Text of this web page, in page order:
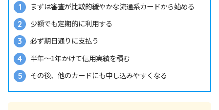
まずは審査が比較的緩やかな流通系カードから始める
少額でも定期的に利用する
必ず期日通りに支払う
半年～1年かけて信用実績を積む
その後、他のカードにも申し込みやすくなる